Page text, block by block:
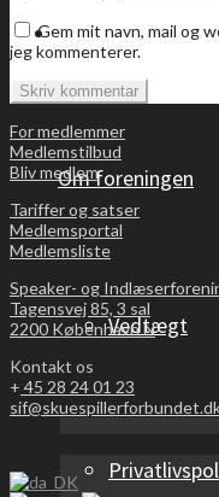
Bliv medlem
Om foreningen
Vedtægt
Gem mit navn, mail og
jeg kommenterer.
For medlemmer
Medlemstilbud
Bliv medlem
Tariffer og satser
Medlemsportal
Medlemsliste
Speaker- og
Tagensvej 85, 3 sal
2200 København N
Kontakt os
+ 45 28 24 01 23